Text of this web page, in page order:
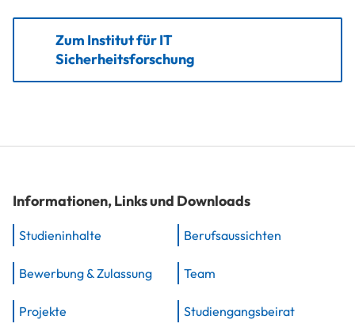
Zum Institut für IT
Sicherheitsforschung
Informationen, Links und Downloads
Studieninhalte Berufsaussichten
Bewerbung & Zulassung Team
Projekte Studiengangsbeirat